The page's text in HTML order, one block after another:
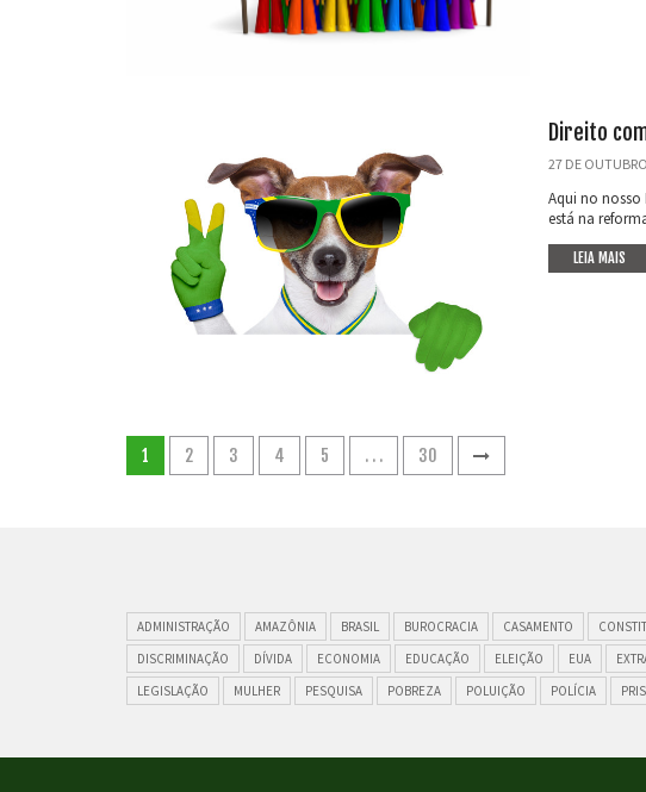
Direito
27 DE
Aqui no
está na
LEIA MAIS
1 2 3 4 5 . . . 30
ADMINISTRAÇÃO AMAZÔNIA BRASIL BUROCRACIA CASAMENTO
DISCRIMINAÇÃO
DÍVIDA ECONOMIA EDUCAÇÃO ELEIÇÃO EUA
LEGISLAÇÃO
MULHER PESQUISA POBREZA POLUIÇÃO POLÍCIA